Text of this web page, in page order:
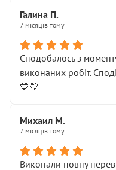
Галина П.
7 місяців тому
Сподобалось з
виконаних робіт.
💙💛
Михаил М.
7 місяців тому
Виконали повну